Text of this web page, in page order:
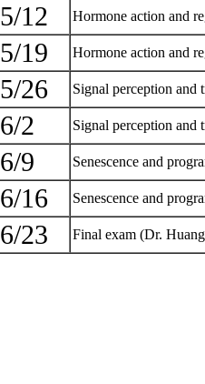
5/12 Hormone action and
5/19 Hormone action and
5/26 Signal perception
6/2 Signal perception
6/9 Senescence and
6/16 Senescence and
6/23 Final exam (Dr.